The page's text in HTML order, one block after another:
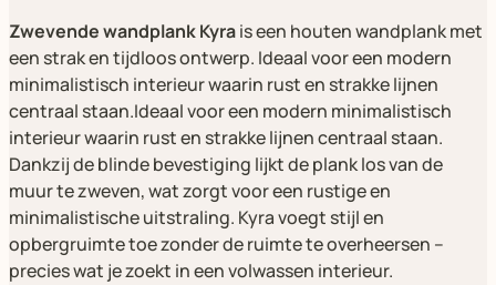
Zwevende wandplank Kyrais een houten wandplank met
een strak en tijdloos ontwerp. Ideaal voor een modern
minimalistisch interieur waarin rust en strakke lijnen
centraal staan.Ideaal voor een modern minimalistisch
interieur waarin rust en strakke lijnen centraal staan.
Dankzij de blinde bevestiging lijkt de plank los van de
muur te zweven, wat zorgt voor een rustige en
minimalistische uitstraling. Kyra voegt stijl en
opbergruimte toe zonder de ruimte te overheersen –
precies wat je zoekt in een volwassen interieur.